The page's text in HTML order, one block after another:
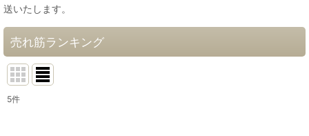
送いたします。
売れ筋ランキング
5件